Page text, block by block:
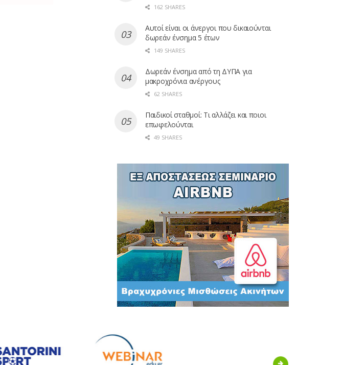
162 SHARES
Αυτοί είναι οι άνεργοι που δικαιούνται
δωρεάν ένσημα 5 έτων
149 SHARES
Δωρεάν ένσημα από τη ΔΥΠΑ για
μακροχρόνια ανέργους
62 SHARES
Παιδικοί σταθμοί: Τι αλλάζει και ποιοι
επωφελούνται
49 SHARES